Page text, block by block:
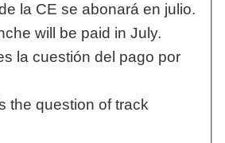
la CE se abonará en julio.
will be paid in July.
la cuestión del pago por
the question of track